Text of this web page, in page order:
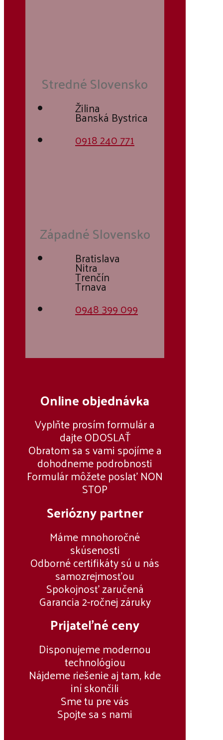
Stredné Slovensko
Žilina
Banská Bystrica
0918 240 771
Západné Slovensko
Bratislava
Nitra
Trenčín
Trnava
0948 399 099
Online objednávka
Vyplňte prosím formulár a
dajte ODOSLAŤ
Obratom sa s vami spojíme a
dohodneme podrobnosti
Formulár môžete poslať NON
STOP
Seriózny partner
Máme mnohoročné
skúsenosti
Odborné certifikáty sú u nás
samozrejmosťou
Spokojnosť zaručená
Garancia 2-ročnej záruky
Prijateľné ceny
Disponujeme modernou
technológiou
Nájdeme riešenie aj tam, kde
iní skončili
Sme tu pre vás
Spojte sa s nami